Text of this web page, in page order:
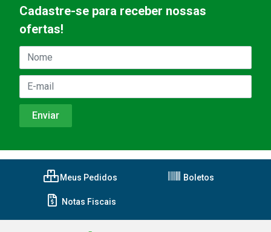
Cadastre-se para receber nossas
ofertas!
Meus Pedidos Boletos
Notas Fiscais